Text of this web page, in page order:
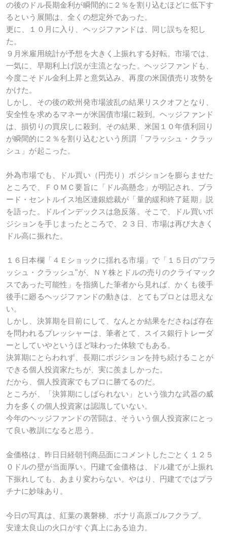
の後のドル長期金利が瞬間的に２％を割り込むほどに低下す
るという展開は、全くの想定外であった。
更に、１０月に入り、ヘッジファンドは、同じ誤ちを犯し
た。
９月米雇用統計が予想を大きく上振れする好転。市場では、
一気に、早期利上げ説が主流となった。ヘッジファンドも、
今度こそドル金利上昇と意気込み、再度の米国債売り攻勢を
かけた。
しかし、その後の欧州発市場波乱の結果リスクオフとなり、
安全性を求めるマネーが米国債市場に殺到。ヘッジファンド
は、損切りの買戻しに殺到。その結果、米国１０年債利回り
が瞬間的に２％を割り込むという所謂「フラッシュ・クラッ
シュ」が起こった。
外為市場でも、ドル買い（円売り）ポジションを膨らませた
ところで、ＦＯＭＣ要旨に「ドル高懸念」が明記され、ブラ
ード・セントルイス地区連銀総裁が「量的緩和終了延期」説
を語った。ドルインデックスは急反落。そこで、ドル買いポ
ジションを手じまったところで、２３日、市場は再び大きく
ドル高に振れた。
１６日本欄「４Ｅショックに揺れる市場」で「１５日の"フラ
ッシュ・クラッシュ"が、ＮＹ株とドルの売りのクライマック
スであった可能性」を指摘した筆者から見れば、かくも後手
後手に廻るヘッジファンドの動きは、とてもプロとは思えな
い。
しかし、決算期を目前にして、なんとか結果をださねば存在
を問われるプレッシャーは、筆者とて、スイス銀行トレーダ
ーとしていやというほど味わった体験でもある。
決算期にとらわれず、長期にポジションを持ち続けることが
できる個人投資家たちが、実に羨ましかった。
だから、個人投資家でもプロに勝てるのだ。
ところが、「決算期にしばられない」という強力な武器の威
力を多くの個人投資家は認識していない。
今年のヘッジファンドの苦闘は、そういう個人投資家にとっ
て良い教訓になると思う。
金価格は、昨日日経朝刊商品面にコメントしたごとく１２５
０ドルの壁が当面厚い。円建て金価格は、ドル建てが上振れ
下振れしても、あまり変わらない。やはり、円建てではプラ
チナに妙味あり。
今日の写真は、紅葉の裏磐梯、ボナリ高原ゴルフクラブ。
安達太良山の火口がすぐ真上にある迫力。